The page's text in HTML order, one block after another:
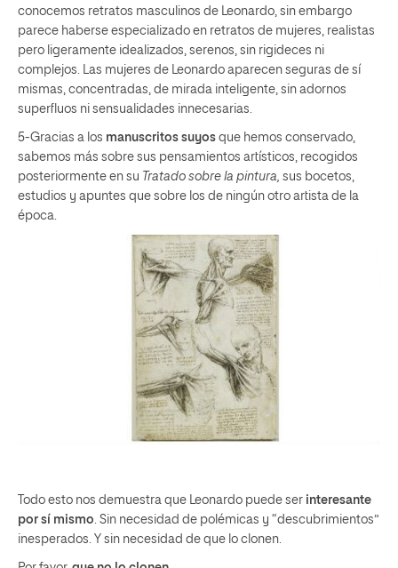
conocemos retratos masculinos de Leonardo, sin embargo
parece haberse especializado en retratos de mujeres, realistas
pero ligeramente idealizados, serenos, sin rigideces ni
complejos. Las mujeres de Leonardo aparecen seguras de sí
mismas, concentradas, de mirada inteligente, sin adornos
superfluos ni sensualidades innecesarias.
5-Gracias a los manuscritos suyos que hemos conservado,
sabemos más sobre sus pensamientos artísticos, recogidos
posteriormente en su Tratado sobre la pintura, sus bocetos,
estudios y apuntes que sobre los de ningún otro artista de la
época.
Todo esto nos demuestra que Leonardo puede ser interesante
por sí mismo . Sin necesidad de polémicas y “descubrimientos”
inesperados. Y sin necesidad de que lo clonen.